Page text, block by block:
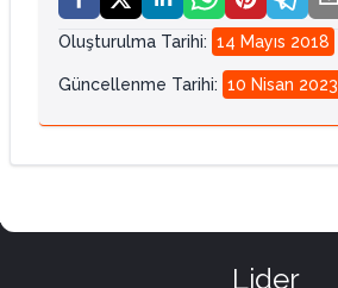
Oluşturulma Tarihi: 14 Mayıs 2018
Güncellenme Tarihi: 10 Nisan 2023
Lider